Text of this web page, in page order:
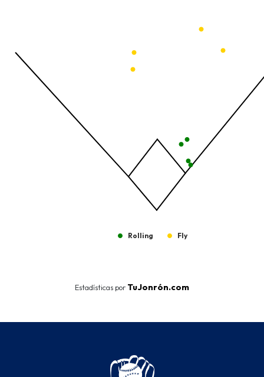
The chart has 1 X axis displaying values. Data ranges from -
Rolling Fly
Estadísticas por TuJonrón.com